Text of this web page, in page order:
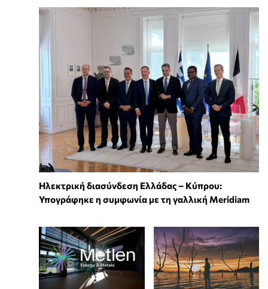
Ηλεκτρική διασύνδεση Ελλάδας – Κύπρου:
Υπογράφηκε η συμφωνία με τη γαλλική Meridiam